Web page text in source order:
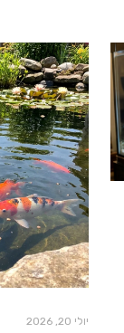
יולי 20, 2026